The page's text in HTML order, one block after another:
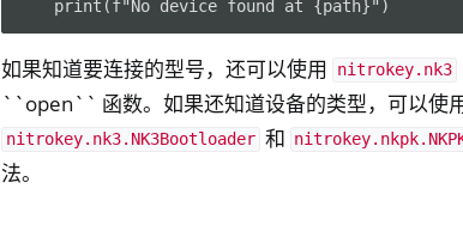
如果知道要连接的型号，还可以使用 nitrokey.nk3
``open`` 函数。如果还知道设备的类型，可以使
nitrokey.nk3.NK3Bootloader 和
法。